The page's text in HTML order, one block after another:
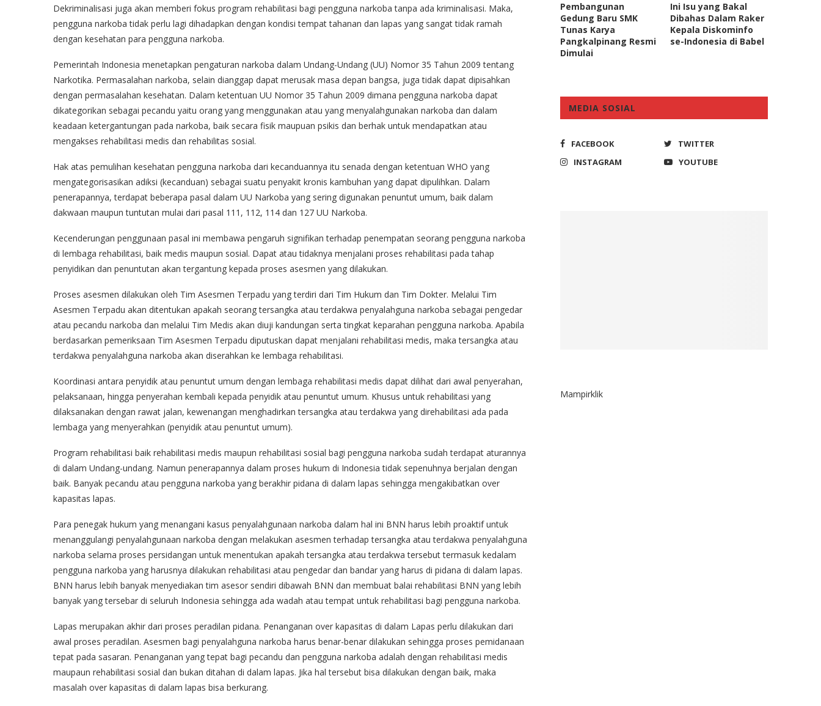
Dekriminalisasi juga akan memberi fokus program rehabilitasi bagi pengguna narkoba tanpa ada kriminalisasi. Maka,
pengguna narkoba tidak perlu lagi dihadapkan dengan kondisi tempat tahanan dan lapas yang sangat tidak ramah
dengan kesehatan para pengguna narkoba.
Pemerintah Indonesia menetapkan pengaturan narkoba dalam Undang-Undang (UU) Nomor 35 Tahun 2009 tentang
Narkotika. Permasalahan narkoba, selain dianggap dapat merusak masa depan bangsa, juga tidak dapat dipisahkan
dengan permasalahan kesehatan. Dalam ketentuan UU Nomor 35 Tahun 2009 dimana pengguna narkoba dapat
dikategorikan sebagai pecandu yaitu orang yang menggunakan atau yang menyalahgunakan narkoba dan dalam
keadaan ketergantungan pada narkoba, baik secara fisik maupuan psikis dan berhak untuk mendapatkan atau
mengakses rehabilitasi medis dan rehabilitas sosial.
Hak atas pemulihan kesehatan pengguna narkoba dari kecanduannya itu senada dengan ketentuan WHO yang
mengategorisasikan adiksi (kecanduan) sebagai suatu penyakit kronis kambuhan yang dapat dipulihkan. Dalam
penerapannya, terdapat beberapa pasal dalam UU Narkoba yang sering digunakan penuntut umum, baik dalam
dakwaan maupun tuntutan mulai dari pasal 111, 112, 114 dan 127 UU Narkoba.
Kecenderungan penggunaan pasal ini membawa pengaruh signifikan terhadap penempatan seorang pengguna narkoba
di lembaga rehabilitasi, baik medis maupun sosial. Dapat atau tidaknya menjalani proses rehabilitasi pada tahap
penyidikan dan penuntutan akan tergantung kepada proses asesmen yang dilakukan.
Proses asesmen dilakukan oleh Tim Asesmen Terpadu yang terdiri dari Tim Hukum dan Tim Dokter. Melalui Tim
Asesmen Terpadu akan ditentukan apakah seorang tersangka atau terdakwa penyalahguna narkoba sebagai pengedar
atau pecandu narkoba dan melalui Tim Medis akan diuji kandungan serta tingkat keparahan pengguna narkoba. Apabila
berdasarkan pemeriksaan Tim Asesmen Terpadu diputuskan dapat menjalani rehabilitasi medis, maka tersangka atau
terdakwa penyalahguna narkoba akan diserahkan ke lembaga rehabilitasi.
Koordinasi antara penyidik atau penuntut umum dengan lembaga rehabilitasi medis dapat dilihat dari awal penyerahan,
pelaksanaan, hingga penyerahan kembali kepada penyidik atau penuntut umum. Khusus untuk rehabilitasi yang
dilaksanakan dengan rawat jalan, kewenangan menghadirkan tersangka atau terdakwa yang direhabilitasi ada pada
lembaga yang menyerahkan (penyidik atau penuntut umum).
Program rehabilitasi baik rehabilitasi medis maupun rehabilitasi sosial bagi pengguna narkoba sudah terdapat aturannya
di dalam Undang-undang. Namun penerapannya dalam proses hukum di Indonesia tidak sepenuhnya berjalan dengan
baik. Banyak pecandu atau pengguna narkoba yang berakhir pidana di dalam lapas sehingga mengakibatkan over
kapasitas lapas.
Para penegak hukum yang menangani kasus penyalahgunaan narkoba dalam hal ini BNN harus lebih proaktif untuk
menanggulangi penyalahgunaan narkoba dengan melakukan asesmen terhadap tersangka atau terdakwa penyalahguna
narkoba selama proses persidangan untuk menentukan apakah tersangka atau terdakwa tersebut termasuk kedalam
pengguna narkoba yang harusnya dilakukan rehabilitasi atau pengedar dan bandar yang harus di pidana di dalam lapas.
BNN harus lebih banyak menyediakan tim asesor sendiri dibawah BNN dan membuat balai rehabilitasi BNN yang lebih
banyak yang tersebar di seluruh Indonesia sehingga ada wadah atau tempat untuk rehabilitasi bagi pengguna narkoba.
Lapas merupakan akhir dari proses peradilan pidana. Penanganan over kapasitas di dalam Lapas perlu dilakukan dari
awal proses peradilan. Asesmen bagi penyalahguna narkoba harus benar-benar dilakukan sehingga proses pemidanaan
tepat pada sasaran. Penanganan yang tepat bagi pecandu dan pengguna narkoba adalah dengan rehabilitasi medis
maupaun rehabilitasi sosial dan bukan ditahan di dalam lapas. Jika hal tersebut bisa dilakukan dengan baik, maka
masalah over kapasitas di dalam lapas bisa berkurang.
Pembangunan
Gedung Baru SMK
Tunas Karya
Pangkalpinang Resmi
Dimulai
Ini Isu yang Bakal
Dibahas Dalam Raker
Kepala Diskominfo
se-Indonesia di Babel
MEDIA SOSIAL
FACEBOOK
TWITTER
INSTAGRAM
YOUTUBE
Mampirklik